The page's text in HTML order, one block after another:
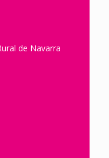
de Navarra